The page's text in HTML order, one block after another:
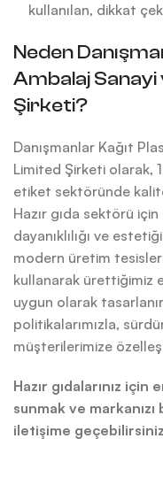
kullanılan, dikkat
Neden
Ambalaj
Şirketi?
Danışmanlar Kağıt
Limited Şirketi olarak,
etiket sektöründe
Hazır gıda sektörü
dayanıklılığı ve
modern üretim
kullanarak ürettiğimiz
uygun olarak
politikalarımızla,
müşterilerimize
Hazır gıdalarınız
sunmak ve
iletişime